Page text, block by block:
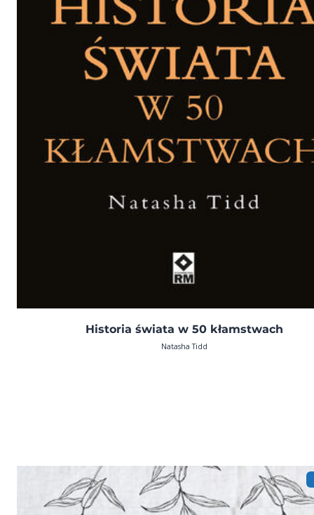
Historia świata w 50 kłamstwach
Natasha Tidd